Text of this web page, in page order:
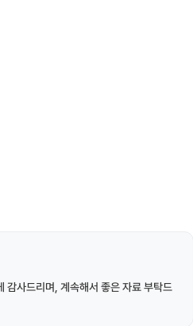
감사드리며, 계속해서 좋은 자료 부탁드